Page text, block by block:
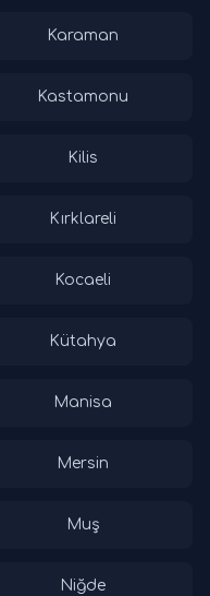
Karaman
Kastamonu
Kilis
Kırklareli
Kocaeli
Kütahya
Manisa
Mersin
Muş
Niğde